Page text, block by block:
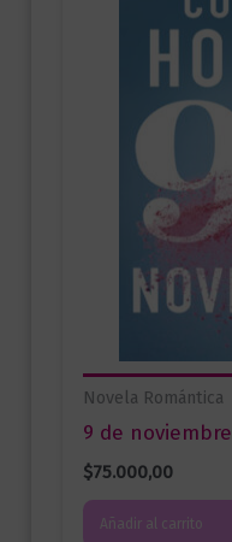
Novela Romántica
9 de noviembre
$75.000,00
Añadir al carrito